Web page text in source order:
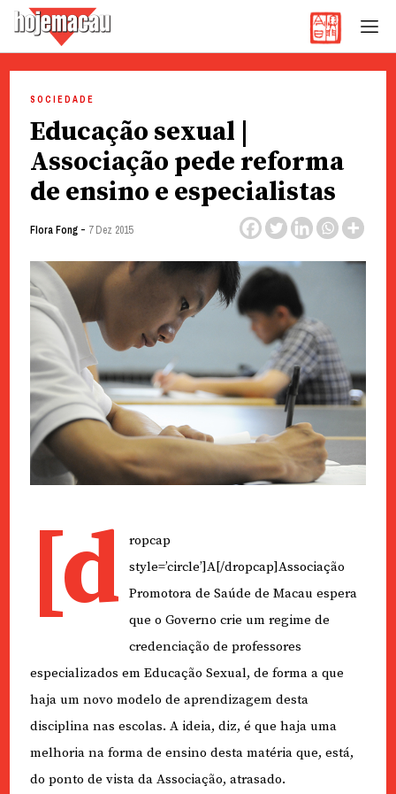
content
SOCIEDADE
Educação sexual |
Associação pede reforma
de ensino e especialistas
Flora Fong- 7 Dez 2015
[d
ropcap
style=’circle’]A[/dropcap]Associação
Promotora de Saúde de Macau espera
que o Governo crie um regime de
credenciação de professores
especializados em Educação Sexual, de forma a que
haja um novo modelo de aprendizagem desta
disciplina nas escolas. A ideia, diz, é que haja uma
melhoria na forma de ensino desta matéria que, está,
do ponto de vista da Associação, atrasado.